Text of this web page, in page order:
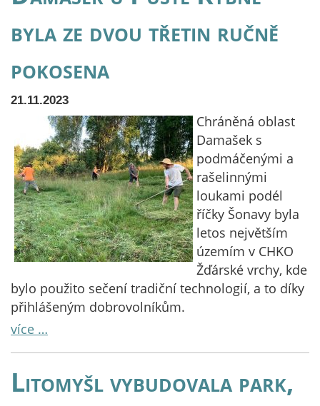
byla ze dvou třetin ručně
pokosena
21.11.2023
Chráněná oblast
Damašek s
podmáčenými a
rašelinnými
loukami podél
říčky Šonavy byla
letos největším
územím v CHKO
Žďárské vrchy, kde
bylo použito sečení tradiční technologií, a to díky
přihlášeným dobrovolníkům.
více …
Litomyšl vybudovala park,